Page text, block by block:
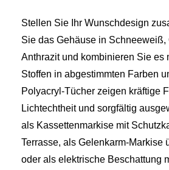
Stellen Sie Ihr Wunschdesign
Sie das Gehäuse in Schneeweiß,
Anthrazit und kombinieren Sie es
Stoffen in abgestimmten Farben
Polyacryl-Tücher zeigen kräftige
Lichtechtheit und sorgfältig
als Kassettenmarkise mit
Terrasse, als Gelenkarm-Markise
oder als elektrische Beschattung